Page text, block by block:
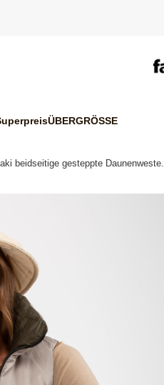
ÜBERGRÖSSE
beidseitige gesteppte Daunenweste.